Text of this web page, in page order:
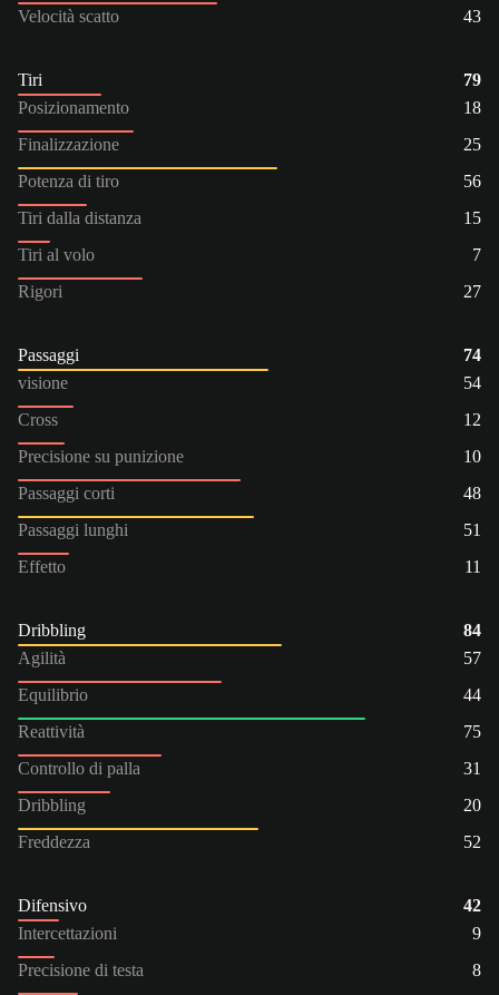
Velocità scatto
43
Tiri
79
Posizionamento
18
Finalizzazione
25
Potenza di tiro
56
Tiri dalla distanza
15
Tiri al volo
7
Rigori
27
Passaggi
74
visione
54
Cross
12
Precisione su punizione
10
Passaggi corti
48
Passaggi lunghi
51
Effetto
11
Dribbling
84
Agilità
57
Equilibrio
44
Reattività
75
Controllo di palla
31
Dribbling
20
Freddezza
52
Difensivo
42
Intercettazioni
9
Precisione di testa
8